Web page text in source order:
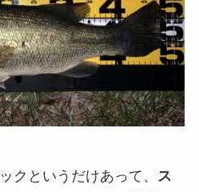
クというだけあって、
ス